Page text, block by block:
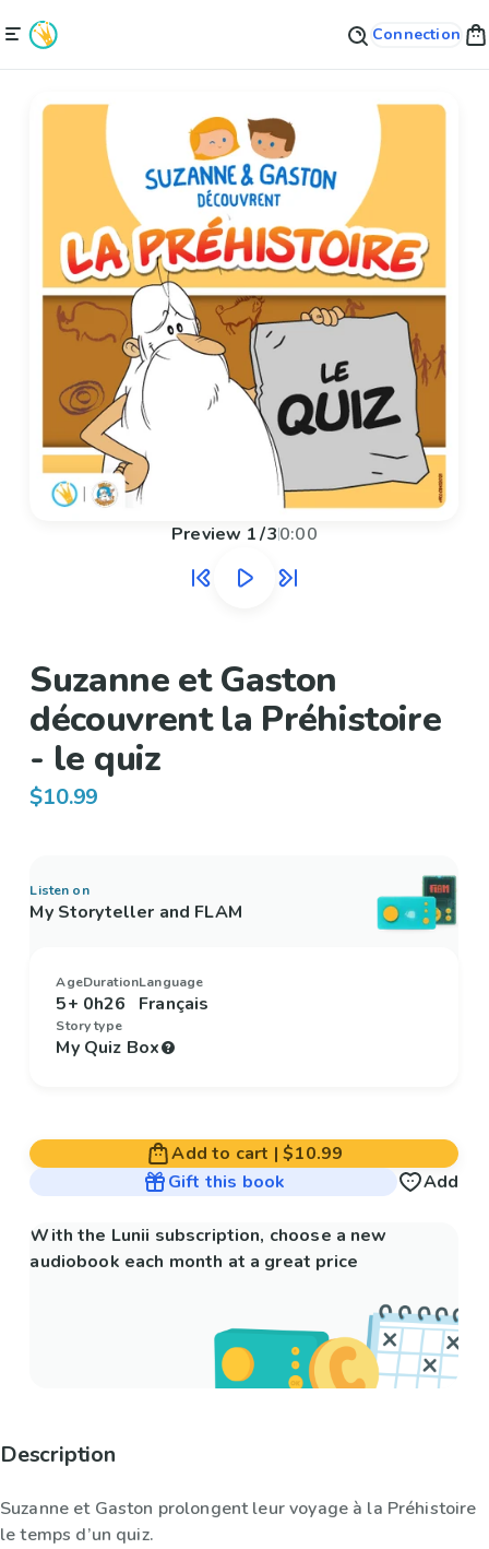
Connection
Preview 1/30:00
Suzanne et Gaston
découvrent la Préhistoire
- le quiz
$10.99
Listen on
My Storyteller and FLAM
Age
5+
Duration
0h26
Language
Français
Story type
My Quiz Box
Add to cart |$10.99
Gift this book
Add
With the Lunii subscription, choose a new
audiobook each month at a great price
Description
Suzanne et Gaston prolongent leur voyage à la Préhistoire
le temps d’un quiz.